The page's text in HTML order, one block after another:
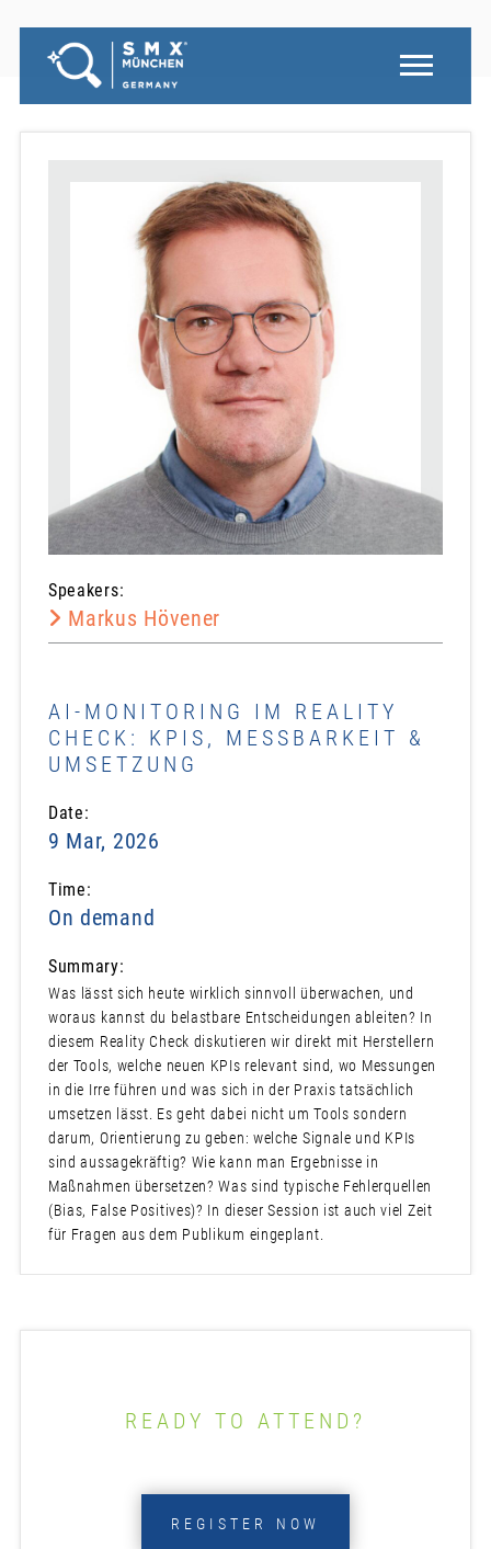
Speakers:
Markus Hövener
AI-MONITORING IM REALITY
CHECK: KPIS, MESSBARKEIT &
UMSETZUNG
Date:
9 Mar, 2026
Time:
On demand
Summary:
Was lässt sich heute wirklich sinnvoll überwachen, und
woraus kannst du belastbare Entscheidungen ableiten? In
diesem Reality Check diskutieren wir direkt mit Herstellern
der Tools, welche neuen KPIs relevant sind, wo Messungen
in die Irre führen und was sich in der Praxis tatsächlich
umsetzen lässt. Es geht dabei nicht um Tools sondern
darum, Orientierung zu geben: welche Signale und KPIs
sind aussagekräftig? Wie kann man Ergebnisse in
Maßnahmen übersetzen? Was sind typische Fehlerquellen
(Bias, False Positives)? In dieser Session ist auch viel Zeit
für Fragen aus dem Publikum eingeplant.
READY TO ATTEND?
REGISTER NOW